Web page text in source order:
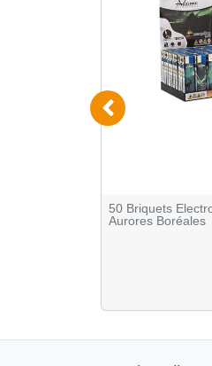
50 Briquets
Aurores Boréales